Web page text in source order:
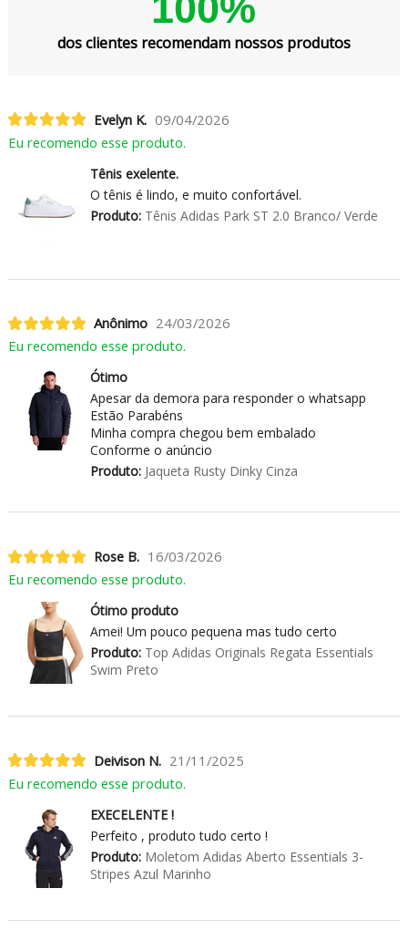
dos clientes recomendam nossos produtos
Evelyn K. 09/04/2026
Eu recomendo esse produto.
Tênis exelente.
O tênis é lindo, e muito confortável.
Produto:Tênis Adidas Park ST 2.0 Branco/ Verde
Anônimo 24/03/2026
Eu recomendo esse produto.
Ótimo
Apesar da demora para responder o whatsapp
Estão Parabéns
Minha compra chegou bem embalado
Conforme o anúncio
Produto:Jaqueta Rusty Dinky Cinza
Rose B. 16/03/2026
Eu recomendo esse produto.
Ótimo produto
Amei! Um pouco pequena mas tudo certo
Produto:Top Adidas Originals Regata Essentials
Swim Preto
Deivison N. 21/11/2025
Eu recomendo esse produto.
EXECELENTE !
Perfeito , produto tudo certo !
Produto:Moletom Adidas Aberto Essentials 3-
Stripes Azul Marinho